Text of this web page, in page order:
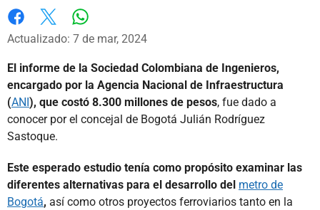
Facebook
X
Actualizado: 7 de mar, 2024
El informe de la Sociedad Colombiana de Ingenieros,
encargado por la Agencia Nacional de Infraestructura
(ANI), que costó 8.300 millones de pesos, fue dado a
conocer por el concejal de Bogotá Julián Rodríguez
Sastoque.
Este esperado estudio tenía como propósito examinar las
diferentes alternativas para el desarrollo del metro de
Bogotá, así como otros proyectos ferroviarios tanto en la